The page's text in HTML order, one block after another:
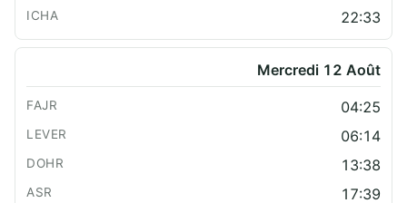
22:33
Mercredi 12 Août
04:25
06:14
13:38
17:39